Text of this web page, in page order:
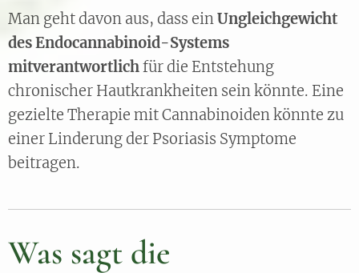
Man geht davon aus, dass einUngleichgewicht
des Endocannabinoid-Systems
mitverantwortlichfür die Entstehung
chronischer Hautkrankheiten sein könnte. Eine
gezielte Therapie mit Cannabinoiden könnte zu
einer Linderung der Psoriasis Symptome
beitragen.
Was sagt die